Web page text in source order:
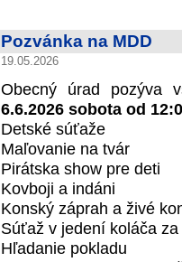
Pozvánka na MDD
19.05.2026
Obecný úrad pozýva
6.6.2026 sobota od
Detské súťaže
Maľovanie na tvár
Pirátska show pre deti
Kovboji a indáni
Konský záprah a živé
Súťaž v jedení koláča
Hľadanie pokladu